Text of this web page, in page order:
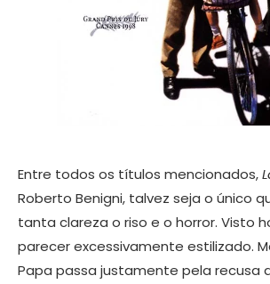
Entre todos os títulos mencionados,
Roberto Benigni, talvez seja o único
tanta clareza o riso e o horror. Visto
parecer excessivamente estilizado.
Papa passa justamente pela recusa